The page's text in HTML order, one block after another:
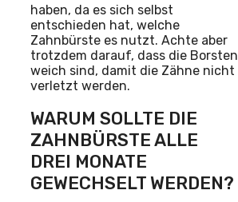
haben, da es sich selbst
entschieden hat, welche
Zahnbürste es nutzt. Achte aber
trotzdem darauf, dass die Borsten
weich sind, damit die Zähne nicht
verletzt werden.
WARUM SOLLTE DIE
ZAHNBÜRSTE ALLE
DREI MONATE
GEWECHSELT WERDEN?